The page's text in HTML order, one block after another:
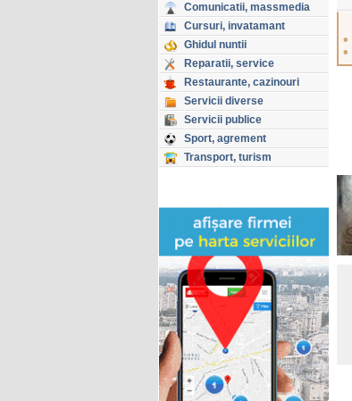
Comunicatii, massmedia
Cursuri, invatamant
Ghidul nuntii
Reparatii, service
Restaurante, cazinouri
Servicii diverse
Servicii publice
Sport, agrement
Transport, turism
•
•